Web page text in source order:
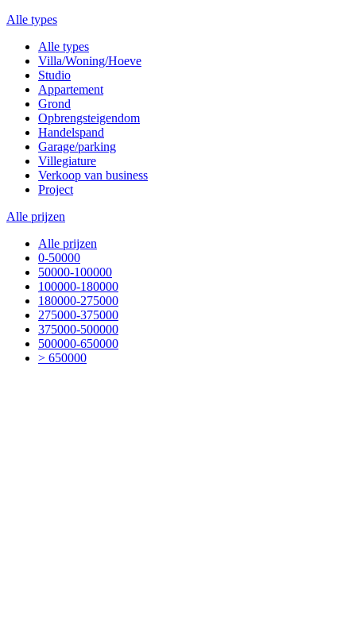
Alle types
Alle types
Villa/Woning/Hoeve
Studio
Appartement
Grond
Opbrengsteigendom
Handelspand
Garage/parking
Villegiature
Verkoop van business
Project
Alle prijzen
Alle prijzen
0-50000
50000-100000
100000-180000
180000-275000
275000-375000
375000-500000
500000-650000
> 650000